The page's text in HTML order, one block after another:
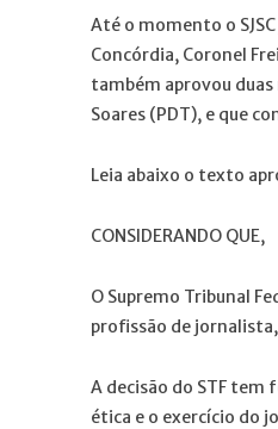
Até o momento o
Concórdia, Coronel
também aprovou
Soares (PDT), e que
Leia abaixo o texto
CONSIDERANDO QUE,
O Supremo Tribunal
profissão de
A decisão do STF tem
ética e o exercício do